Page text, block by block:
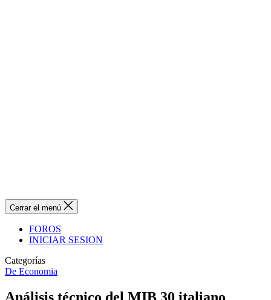
Cerrar el menú
FOROS
INICIAR SESION
Categorías
De Economia